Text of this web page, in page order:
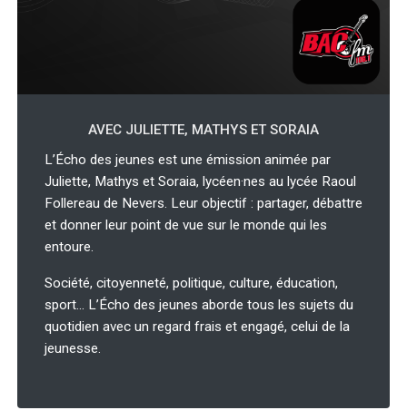
AVEC JULIETTE, MATHYS ET SORAIA
L’Écho des jeunes est une émission animée par
Juliette, Mathys et Soraia, lycéen·nes au lycée Raoul
Follereau de Nevers. Leur objectif : partager, débattre
et donner leur point de vue sur le monde qui les
entoure.
Société, citoyenneté, politique, culture, éducation,
sport… L’Écho des jeunes aborde tous les sujets du
quotidien avec un regard frais et engagé, celui de la
jeunesse.